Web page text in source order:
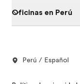
Oficinas en Perú
Perú / Español